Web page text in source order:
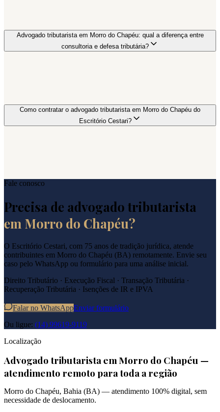
Advogado tributarista em Morro do Chapéu: qual a diferença entre
consultoria e defesa tributária?
Como contratar o advogado tributarista em Morro do Chapéu do
Escritório Cestari?
Fale conosco
Precisa de advogado tributarista
em Morro do Chapéu?
O Escritório Cestari, com 75 anos de tradição jurídica, atende
contribuintes em Morro do Chapéu (BA) remotamente. Envie seu
caso pelo WhatsApp ou formulário para uma análise inicial.
Direito Tributário · Execução Fiscal · Transação Tributária ·
Recuperação Tributária · Isenções de IR e IPVA
Falar no WhatsAppEnviar formulário
Ou ligue: (14) 99619-9119
Localização
Advogado tributarista emMorro do Chapéu —
atendimento remoto para toda a região
Morro do Chapéu, Bahia (BA) — atendimento 100% digital, sem
necessidade de deslocamento.